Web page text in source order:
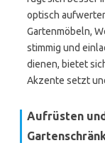
optisch
Gartenmöbeln,
stimmig und
dienen, bietet
Akzente setzt
Aufrüsten